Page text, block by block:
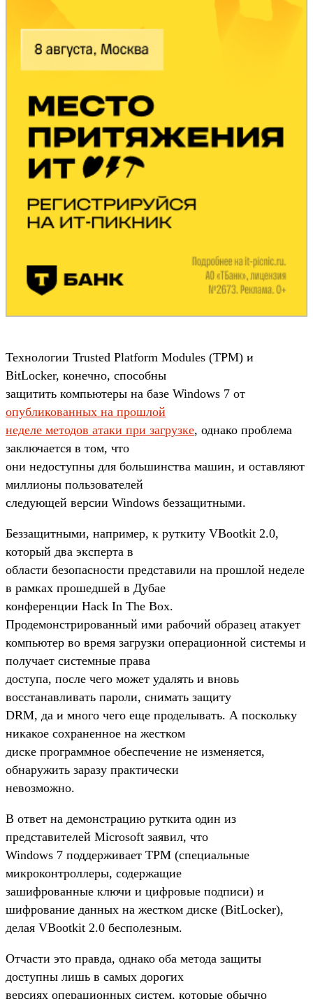
Технологии Trusted Platform Modules (TPM) и
BitLocker, конечно, способны
защитить компьютеры на базе Windows 7 от
опубликованных на прошлой
неделе методов атаки при загрузке, однако проблема
заключается в том, что
они недоступны для большинства машин, и оставляют
миллионы пользователей
следующей версии Windows беззащитными.
Беззащитными, например, к руткиту VBootkit 2.0,
который два эксперта в
области безопасности представили на прошлой неделе
в рамках прошедшей в Дубае
конференции Hack In The Box.
Продемонстрированный ими рабочий образец атакует
компьютер во время загрузки операционной системы и
получает системные права
доступа, после чего может удалять и вновь
восстанавливать пароли, снимать защиту
DRM, да и много чего еще проделывать. А поскольку
никакое сохраненное на жестком
диске программное обеспечение не изменяется,
обнаружить заразу практически
невозможно.
В ответ на демонстрацию руткита один из
представителей Microsoft заявил, что
Windows 7 поддерживает TPM (специальные
микроконтроллеры, содержащие
зашифрованные ключи и цифровые подписи) и
шифрование данных на жестком диске (BitLocker),
делая VBootkit 2.0 бесполезным.
Отчасти это правда, однако оба метода защиты
доступны лишь в самых дорогих
версиях операционных систем, которые обычно